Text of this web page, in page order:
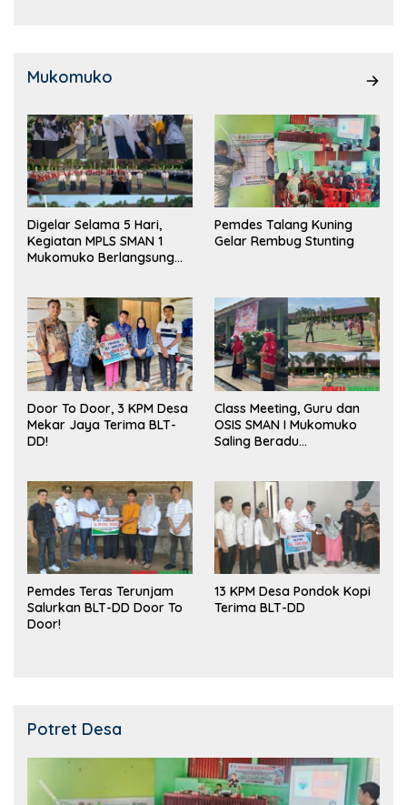
Mukomuko
Digelar Selama 5 Hari,
Kegiatan MPLS SMAN 1
Mukomuko Berlangsung
Pemdes Talang Kuning
Gelar Rembug Stunting
Door To Door, 3 KPM Desa
Mekar Jaya Terima BLT-
DD!
Class Meeting, Guru dan
OSIS SMAN I Mukomuko
Saling Beradu
Pemdes Teras Terunjam
Salurkan BLT-DD Door To
Door!
13 KPM Desa Pondok Kopi
Terima BLT-DD
Potret Desa